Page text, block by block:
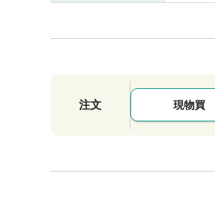
注文 現物買